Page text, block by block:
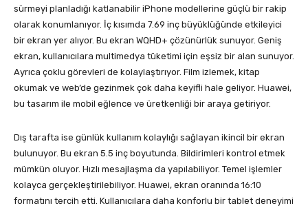
sürmeyi planladığı katlanabilir iPhone modellerine güçlü bir rakip
olarak konumlanıyor. İç kısımda 7.69 inç büyüklüğünde etkileyici
bir ekran yer alıyor. Bu ekran WQHD+ çözünürlük sunuyor. Geniş
ekran, kullanıcılara multimedya tüketimi için eşsiz bir alan sunuyor.
Ayrıca çoklu görevleri de kolaylaştırıyor. Film izlemek, kitap
okumak ve web’de gezinmek çok daha keyifli hale geliyor. Huawei,
bu tasarım ile mobil eğlence ve üretkenliği bir araya getiriyor.
Dış tarafta ise günlük kullanım kolaylığı sağlayan ikincil bir ekran
bulunuyor. Bu ekran 5.5 inç boyutunda. Bildirimleri kontrol etmek
mümkün oluyor. Hızlı mesajlaşma da yapılabiliyor. Temel işlemler
kolayca gerçekleştirilebiliyor. Huawei, ekran oranında 16:10
formatını tercih etti. Kullanıcılara daha konforlu bir tablet deneyimi